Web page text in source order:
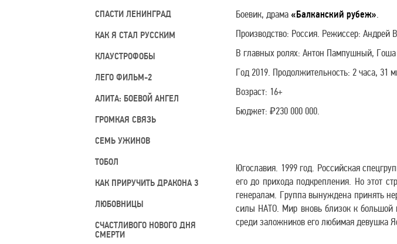
СПАСТИ ЛЕНИНГРАД
КАК Я СТАЛ РУССКИМ
КЛАУСТРОФОБЫ
ЛЕГО ФИЛЬМ-2
АЛИТА: БОЕВОЙ АНГЕЛ
ГРОМКАЯ СВЯЗЬ
СЕМЬ УЖИНОВ
ТОБОЛ
КАК ПРИРУЧИТЬ ДРАКОНА 3
ЛЮБОВНИЦЫ
СЧАСТЛИВОГО НОВОГО ДНЯ
СМЕРТИ
Боевик, драма «Балканский рубеж».
Производство: Россия. Режиссер: Андрей
В главных ролях: Антон Пампушный,
Год 2019. Продолжительность: 2 часа, 31
Возраст: 16+
Бюджет: ₽230 000 000.
Югославия. 1999 год. Российская
его до прихода подкрепления. Но этот
генералам. Группа вынуждена принять
силы НАТО. Мир вновь близок к большой
среди заложников его любимая девушка